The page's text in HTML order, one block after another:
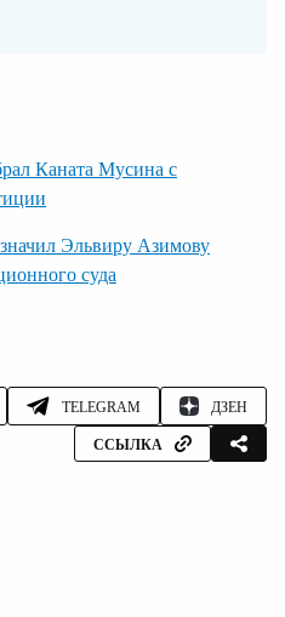
Каната Мусина с
Эльвиру Азимову
суда
TELEGRAM ДЗЕН
ССЫЛКА